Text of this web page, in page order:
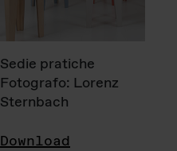
Sedie pratiche
Fotografo: Lorenz
Sternbach
Download